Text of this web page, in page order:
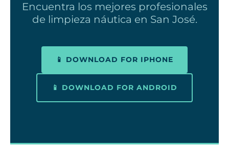
Encuentra los mejores profesionales
de limpieza náutica en San José.
📱 DOWNLOAD FOR IPHONE
📱 DOWNLOAD FOR ANDROID